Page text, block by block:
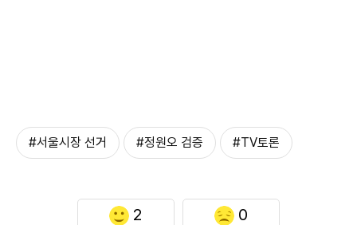
#서울시장 선거 #정원오 검증 #TV토론
2 0